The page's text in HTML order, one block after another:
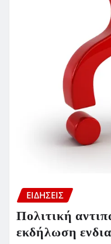
ΕΙΔΗΣΕΙΣ
Πολιτική
εκδήλωση